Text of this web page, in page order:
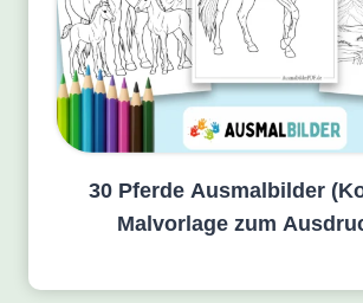
30 Pferde Ausmalbilder
Malvorlage zum